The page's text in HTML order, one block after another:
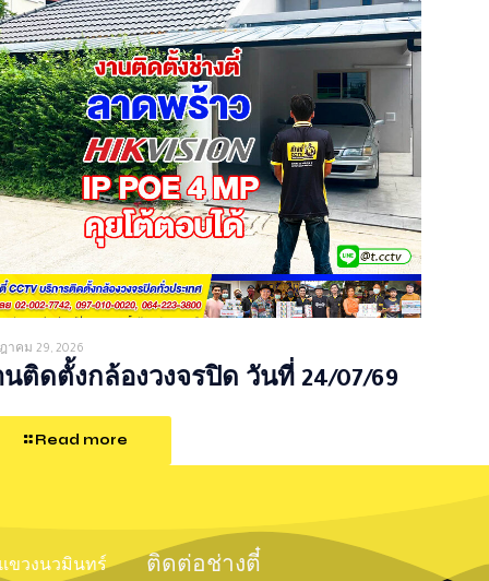
าคม 29, 2026
นติดตั้งกล้องวงจรปิด วันที่ 24/07/69
Read more
แขวงนวมินทร์ ติดต่อช่างตี๋